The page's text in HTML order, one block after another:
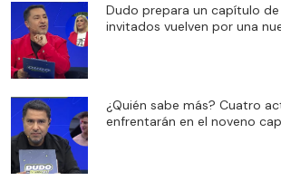
Dudo prepara un capítulo
invitados vuelven por una
¿Quién sabe más? Cuatro
enfrentarán en el noveno